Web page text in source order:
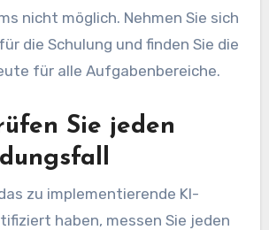
nicht möglich. Nehmen Sie sich
die Schulung und finden Sie die
für alle Aufgabenbereiche.
Sie jeden
haben, messen Sie jeden